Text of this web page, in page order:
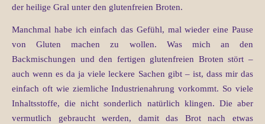
der heilige Gral unter den glutenfreien Broten.
Manchmal habe ich einfach das Gefühl, mal wieder eine Pause
von Gluten machen zu wollen. Was mich an den
Backmischungen und den fertigen glutenfreien Broten stört –
auch wenn es da ja viele leckere Sachen gibt – ist, dass mir das
einfach oft wie ziemliche Industrienahrung vorkommt. So viele
Inhaltsstoffe, die nicht sonderlich natürlich klingen. Die aber
vermutlich gebraucht werden, damit das Brot nach etwas